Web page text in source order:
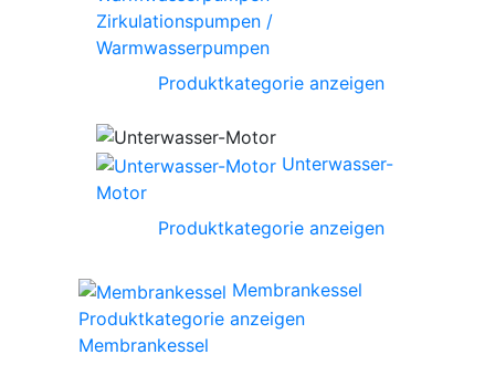
Zirkulationspumpen /
Warmwasserpumpen
Produktkategorie anzeigen
Unterwasser-
Motor
Produktkategorie anzeigen
Membrankessel
Produktkategorie anzeigen
Membrankessel